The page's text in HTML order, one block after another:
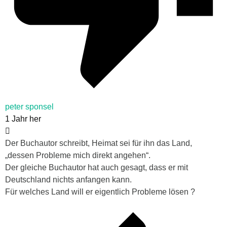
peter sponsel
1 Jahr her
Der Buchautor schreibt, Heimat sei für ihn das Land,
„dessen Probleme mich direkt angehen“.
Der gleiche Buchautor hat auch gesagt, dass er mit
Deutschland nichts anfangen kann.
Für welches Land will er eigentlich Probleme lösen ?